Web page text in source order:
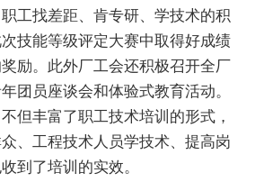
工找差距、肯专研、学技术的积
技能等级评定大赛中取得好成绩
励。此外厂工会还积极召开全厂
团员座谈会和体验式教育活动。
但丰富了职工技术培训的形式，
、工程技术人员学技术、提高岗
到了培训的实效。